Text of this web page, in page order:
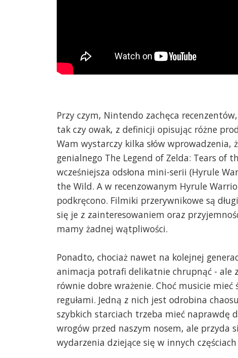
Przy czym, Nintendo zachęca
tak czy owak, z definicji opisując różne
Wam wystarczy kilka słów
genialnego The Legend of Zelda: Tears of
wcześniejsza odsłona mini-serii (Hyrule
the Wild. A w recenzowanym Hyrule
podkręcono. Filmiki przerywnikowe są
się je z zainteresowaniem oraz
mamy żadnej wątpliwości.
Ponadto, chociaż nawet na kolejnej
animacja potrafi delikatnie chrupnąć - ale
równie dobre wrażenie. Choć musicie
regułami. Jedną z nich jest odrobina
szybkich starciach trzeba mieć naprawdę
wrogów przed naszym nosem, ale przyda
wydarzenia dziejące się w innych